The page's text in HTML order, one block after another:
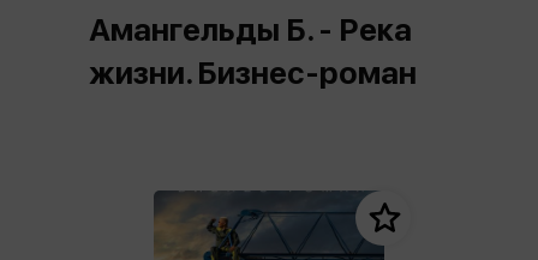
Амангельды Б. - Река
жизни. Бизнес-роман